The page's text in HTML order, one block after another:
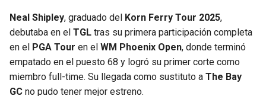
Neal Shipley, graduado del Korn Ferry Tour 2025,
debutaba en el TGL tras su primera participación completa
en el PGA Tour en el WM Phoenix Open, donde terminó
empatado en el puesto 68 y logró su primer corte como
miembro full-time. Su llegada como sustituto a The Bay
GC no pudo tener mejor estreno.